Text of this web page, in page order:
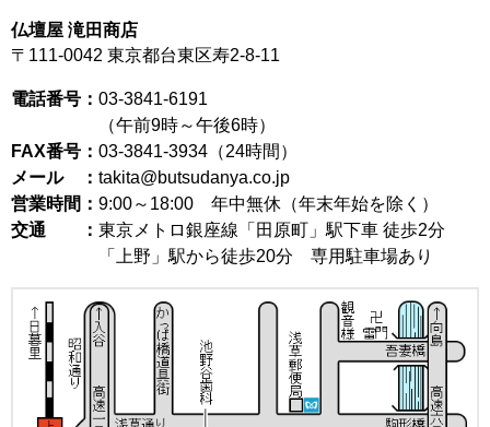
仏壇屋 滝田商店
〒111-0042 東京都台東区寿2-8-11
電話番号： 03-3841-6191
（午前9時～午後6時）
FAX番号： 03-3841-3934（24時間）
メール ： takita@butsudanya.co.jp
営業時間： 9:00～18:00 年中無休（年末年始を除く）
交通 ： 東京メトロ銀座線「田原町」駅下車 徒歩2分
「上野」駅から徒歩20分 専用駐車場あり